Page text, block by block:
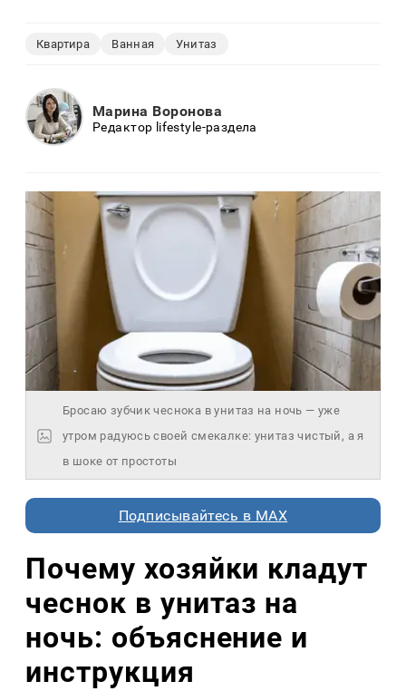
Квартира Ванная Унитаз
Марина Воронова
Редактор lifestyle-раздела
Бросаю зубчик чеснока в унитаз на ночь — уже
утром радуюсь своей смекалке: унитаз чистый, а я
в шоке от простоты
Подписывайтесь в MAX
Почему хозяйки кладут
чеснок в унитаз на
ночь: объяснение и
инструкция